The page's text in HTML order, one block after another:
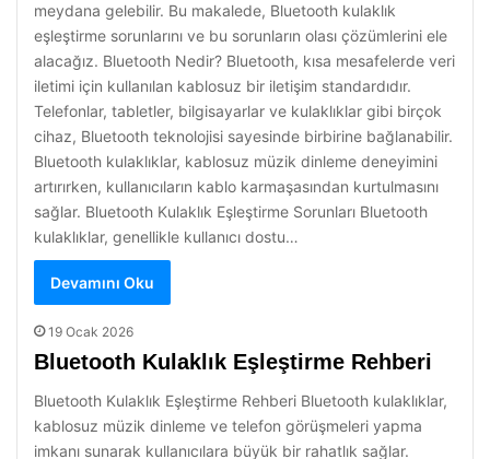
meydana gelebilir. Bu makalede, Bluetooth kulaklık
eşleştirme sorunlarını ve bu sorunların olası çözümlerini ele
alacağız. Bluetooth Nedir? Bluetooth, kısa mesafelerde veri
iletimi için kullanılan kablosuz bir iletişim standardıdır.
Telefonlar, tabletler, bilgisayarlar ve kulaklıklar gibi birçok
cihaz, Bluetooth teknolojisi sayesinde birbirine bağlanabilir.
Bluetooth kulaklıklar, kablosuz müzik dinleme deneyimini
artırırken, kullanıcıların kablo karmaşasından kurtulmasını
sağlar. Bluetooth Kulaklık Eşleştirme Sorunları Bluetooth
kulaklıklar, genellikle kullanıcı dostu…
Devamını Oku
19 Ocak 2026
Bluetooth Kulaklık Eşleştirme Rehberi
Bluetooth Kulaklık Eşleştirme Rehberi Bluetooth kulaklıklar,
kablosuz müzik dinleme ve telefon görüşmeleri yapma
imkanı sunarak kullanıcılara büyük bir rahatlık sağlar.